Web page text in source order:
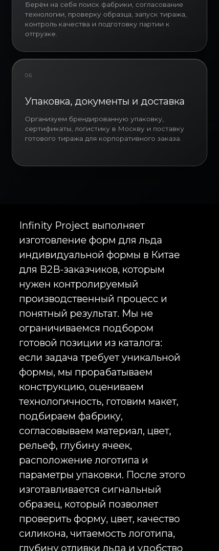
Берём на себя поиск фабрики, согласование
технологии, проверку образца, запуск тиража,
контроль качества и подготовку партии к
отгрузке.
06
Упаковка, документы и доставка
Организуем брендированную упаковку,
сертификаты, логистику в Москву и поставку
готового тиража для корпоративного заказа.
Формы выполнены в синем цвете,
с белым нанесением логотипа
PlayStation и ячейками в форме
фирменных символов: крест, круг,
треугольник и квадрат. Такой
формат хорошо показывает, как
бренд-коммуникации: изделие
кодом бренда, легко узнаётся и
не выглядит как случайный
пример комплексного подхода.
Для формы для льда Playstation
требовалась не только печать
логотипа на готовом изделии, но и
фирменные символы бренда. В
таких проектах критичны точность
аккуратность краёв, стабильность
цвета, качество силикона и
корректная читаемость каждого
Если форма выполнена неточно,
лёд теряет узнаваемую
геометрию, а брендированный
эффект исчезает. Поэтому при
производстве подобных изделий
важно заранее проверять
технологичность макета, делать
сигнальный образец и
согласовывать изделие до запуска
Какие формы для льда можно
изготовить
Мы можем организовать
для льда в Китае под разные
задачи бренда. Это могут быть
формы с логотипом на корпусе,
формы с рельефным логотипом
внутри ячейки, формы с ячейками
индивидуальной формы, формы